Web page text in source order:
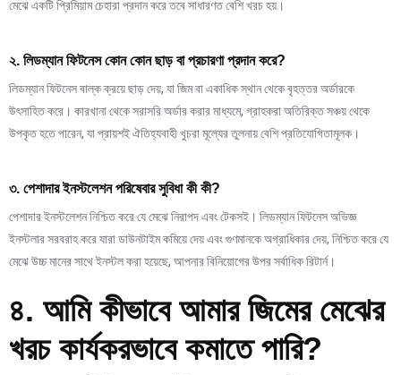
মেঝে একটি প্রিমিয়াম চেহারা প্রদান করে তবে সাধারণত বেশি খরচ হয়।
২. লিডম্যান ফিটনেস কোন কোন ছাড় বা প্রচারণা প্রদান করে?
লিডম্যান ফিটনেস বাল্ক ক্রয়ে ছাড় দেয়, যা জিম বা একাধিক স্থান থেকে বৃহত্তর অর্ডারকে
উৎসাহিত করে। কারখানা থেকে সরাসরি অর্ডার করার মাধ্যমে, গ্রাহকরা অতিরিক্ত সঞ্চয় থেকে
উপকৃত হতে পারেন, যা প্রায়শই ঐতিহ্যবাহী খুচরা মূল্যের তুলনায় বেশি প্রতিযোগিতামূলক।
৩. পেশাদার ইনস্টলেশন পরিষেবার সুবিধা কী কী?
পেশাদার ইনস্টলেশন নিশ্চিত করে যে মেঝে নিরাপদ এবং টেকসই। লিডম্যান ফিটনেস অভিজ্ঞ
ইনস্টলার সরবরাহ করে যারা ডাউনটাইম কমিয়ে দেয় এবং গুণমানকে অগ্রাধিকার দেয়, নিশ্চিত করে যে
মেঝে উচ্চ মানের সাথে ইনস্টল করা হয়েছে, আপনার বিনিয়োগের উপর সর্বাধিক রিটার্ন।
৪. আমি কীভাবে আমার জিমের মেঝের
খরচ কার্যকরভাবে কমাতে পারি?